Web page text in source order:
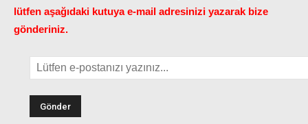
lütfen aşağıdaki kutuya e-mail adresinizi yazarak bize
gönderiniz.